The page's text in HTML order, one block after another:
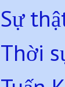
Sự
Thời